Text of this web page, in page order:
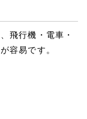
飛行機・電車・
容易です。